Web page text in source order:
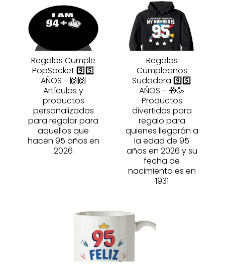
Regalos Cumple
PopSocket 9️⃣5️⃣
AÑOS - 🙌🙌
Artículos y
productos
personalizados
para regalar para
aquellos que
hacen 95 años en
2026
Regalos
Cumpleaños
Sudadera 9️⃣5️⃣
AÑOS - 🎁🥳
Productos
divertidos para
regalo para
quienes llegarán a
la edad de 95
años en 2026 y su
fecha de
nacimiento es en
1931